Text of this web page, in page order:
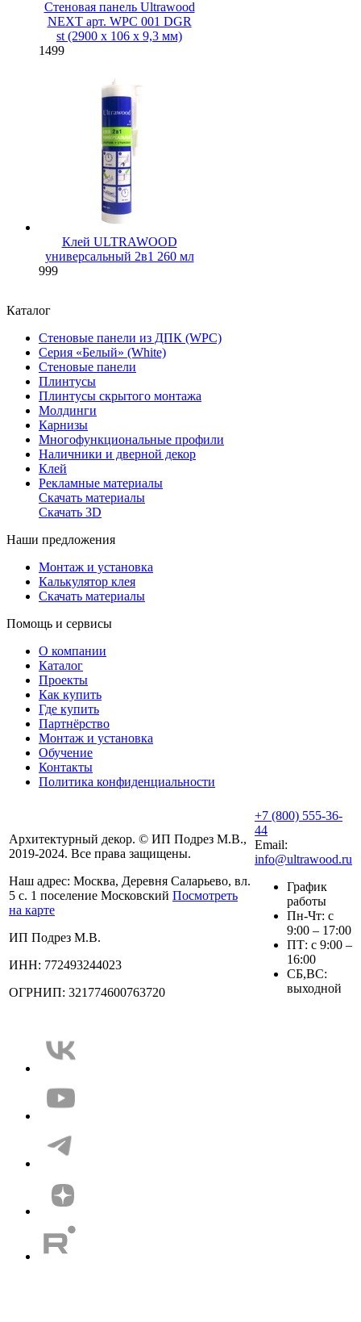
Стеновая панель Ultrawood
NEXT арт. WPC 001 DGR
st (2900 х 106 х 9,3 мм)
1499
Клей ULTRAWOOD
универсальный 2в1 260 мл
999
Каталог
Стеновые панели из ДПК (WPC)
Серия «Белый» (White)
Стеновые панели
Плинтусы
Плинтусы скрытого монтажа
Молдинги
Карнизы
Многофункциональные профили
Наличники и дверной декор
Клей
Рекламные материалы
Скачать материалы
Скачать 3D
Наши предложения
Монтаж и установка
Калькулятор клея
Скачать материалы
Помощь и сервисы
О компании
Каталог
Проекты
Как купить
Где купить
Партнёрство
Монтаж и установка
Обучение
Контакты
Политика конфиденциальности
Архитектурный декор. © ИП Подрез М.В.,
2019-2024. Все права защищены.
Наш адрес: Москва, Деревня Саларьево, вл.
5 с. 1 поселение Московский Посмотреть
на карте
ИП Подрез М.В.
ИНН: 772493244023
ОГРНИП: 321774600763720
+7 (800) 555-36-
44
Email:
info@ultrawood.ru
График
работы
Пн-Чт: с
9:00 – 17:00
ПТ: с 9:00 –
16:00
СБ,ВС:
выходной